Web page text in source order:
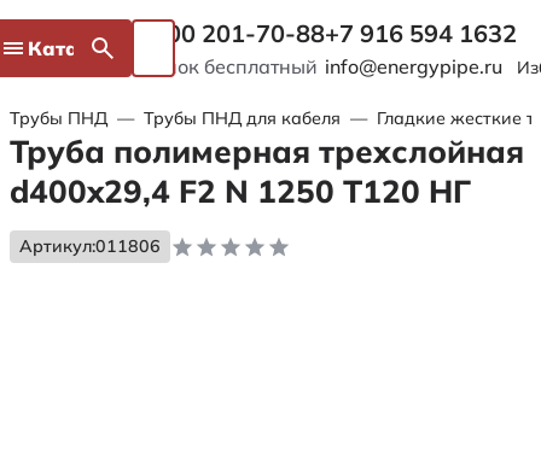
Каталог 8 800 201-70-88
Звонок бесплатный
+7 916 594 1632
info@energypipe.ru
Трубы ПНД — Трубы ПНД для кабеля — Гладкие жесткие
Труба полимерная трехслойная
d400x29,4 F2 N 1250 Т120 НГ
Артикул:011806